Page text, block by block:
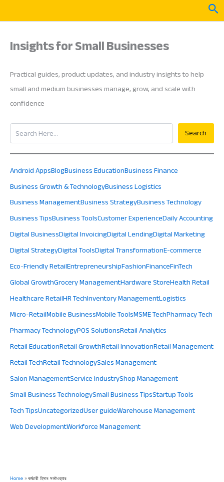
Insights for Small Businesses
Practical guides, product updates, and industry insights to help
small and medium businesses manage, grow, and scale with
confidence
Search
Search
Android AppsBlogBusiness EducationBusiness Finance
Business Growth & TechnologyBusiness Logistics
Business ManagementBusiness StrategyBusiness Technology
Business TipsBusiness ToolsCustomer ExperienceDaily Accounting
Digital BusinessDigital InvoicingDigital LendingDigital Marketing
Digital StrategyDigital ToolsDigital TransformationE-commerce
Eco-Friendly RetailEntrepreneurshipFashionFinanceFinTech
Global GrowthGrocery ManagementHardware StoreHealth Retail
Healthcare RetailHR TechInventory ManagementLogistics
Micro-RetailMobile BusinessMobile ToolsMSME TechPharmacy Tech
Pharmacy TechnologyPOS SolutionsRetail Analytics
Retail EducationRetail GrowthRetail InnovationRetail Management
Retail TechRetail TechnologySales Management
Salon ManagementService IndustryShop Management
Small Business TechnologySmall Business TipsStartup Tools
Tech TipsUncategorizedUser guideWarehouse Management
Web DevelopmentWorkforce Management
Home কর্মচারী হিসাব সফটওয়্যার